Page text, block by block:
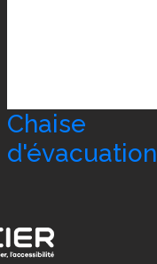
Chaise
d'évacuation